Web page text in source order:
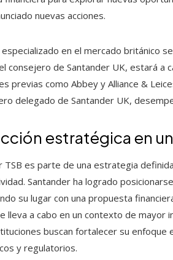
nuevas acciones.
especializado en el mercado británico
consejero de Santander UK, estará a
previas como Abbey y Alliance &
delegado de Santander UK,
estratégica en
TSB es parte de una estrategia
Santander ha logrado
su lugar con una propuesta
lleva a cabo en un contexto de mayor
buscan fortalecer su
y regulatorios.